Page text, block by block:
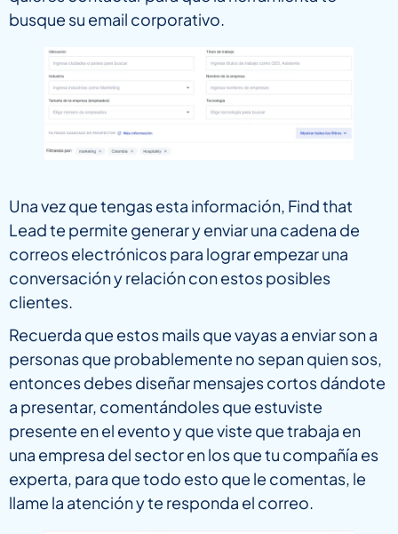
busque su email corporativo.
Una vez que tengas esta información, Find that
Lead te permite generar y enviar una cadena de
correos electrónicos para lograr empezar una
conversación y relación con estos posibles
clientes.
Recuerda que estos mails que vayas a enviar son a
personas que probablemente no sepan quien sos,
entonces debes diseñar mensajes cortos dándote
a presentar, comentándoles que estuviste
presente en el evento y que viste que trabaja en
una empresa del sector en los que tu compañía es
experta, para que todo esto que le comentas, le
llame la atención y te responda el correo.